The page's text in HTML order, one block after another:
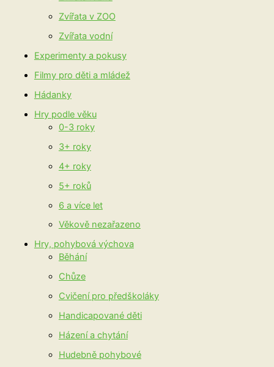
Zvířata v ZOO
Zvířata vodní
Experimenty a pokusy
Filmy pro děti a mládež
Hádanky
Hry podle věku
0-3 roky
3+ roky
4+ roky
5+ roků
6 a více let
Věkově nezařazeno
Hry, pohybová výchova
Běhání
Chůze
Cvičení pro předškoláky
Handicapované děti
Házení a chytání
Hudebně pohybové